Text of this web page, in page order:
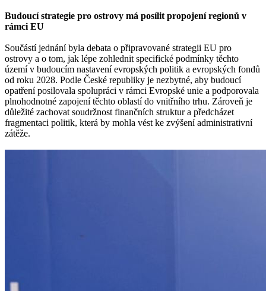
Budoucí strategie pro ostrovy má posílit propojení regionů v
rámci EU
Součástí jednání byla debata o připravované strategii EU pro
ostrovy a o tom, jak lépe zohlednit specifické podmínky těchto
území v budoucím nastavení evropských politik a evropských fondů
od roku 2028. Podle České republiky je nezbytné, aby budoucí
opatření posilovala spolupráci v rámci Evropské unie a podporovala
plnohodnotné zapojení těchto oblastí do vnitřního trhu. Zároveň je
důležité zachovat soudržnost finančních struktur a předcházet
fragmentaci politik, která by mohla vést ke zvýšení administrativní
zátěže.